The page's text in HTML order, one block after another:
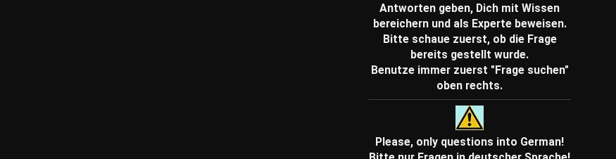
Antworten geben, Dich mit Wissen
bereichern und als Experte beweisen.
Bitte schaue zuerst, ob die Frage
bereits gestellt wurde.
Benutze immer zuerst "Frage suchen"
oben rechts.
Please, only questions into German!